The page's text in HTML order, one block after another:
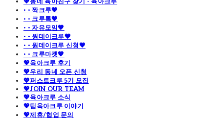
· · 짝크루🧡
· · 크루톡🧡
· · 자유모임🧡
· · 원데이크루🧡
· · 원데이크루 신청🧡
· · 크루마켓🧡
💖육아크루 후기
💖우리 동네 오픈 신청
💖퍼스트크루 5기 모집
💖JOIN OUR TEAM
💖육아크루 소식
💖팀육아크루 이야기
💖제휴/협업 문의